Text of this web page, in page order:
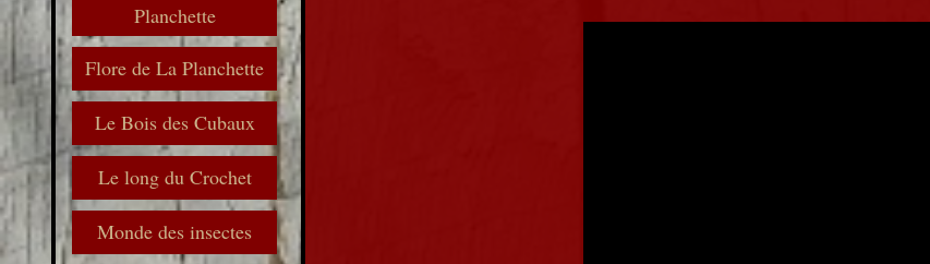
Planchette
Flore de La Planchette
Le Bois des Cubaux
Le long du Crochet
Monde des insectes